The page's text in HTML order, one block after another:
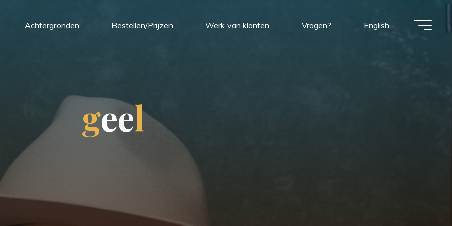
Achtergronden Bestellen/Prijzen Werk van klanten Vragen? English
geel